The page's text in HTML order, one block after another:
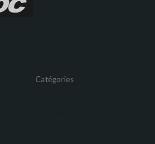
Catégories